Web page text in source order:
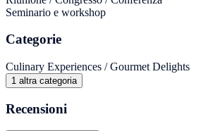
Seminario e workshop
Categorie
Culinary Experiences / Gourmet Delights
1 altra categoria
Recensioni